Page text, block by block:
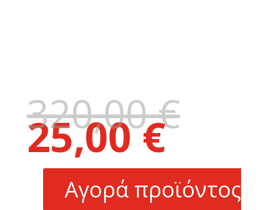
320,00€Original
25,00€Η
τιμή
είναι:
25,00 €.
Αγορά προϊόντος